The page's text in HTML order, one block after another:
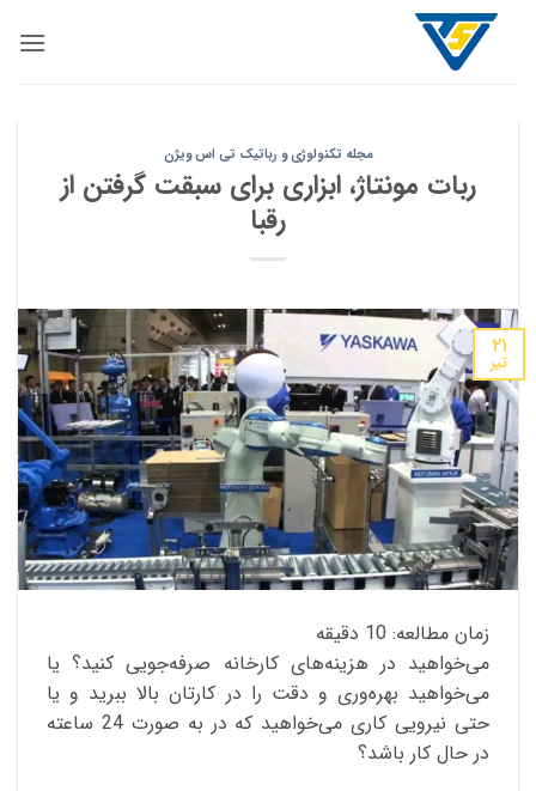
مجله تکنولوژی و رباتیک تی اس ویژن
ربات مونتاژ، ابزاری برای سبقت گرفتن از
رقبا
۲۱
تیر
زمان مطالعه: 10 دقیقه
می‌خواهید در هزینه‌های کارخانه صرفه‌جویی کنید؟ یا
می‌خواهید بهره‌وری و دقت را در کارتان بالا ببرید و یا
حتی نیرویی کاری می‌خواهید که در به صورت 24 ساعته
در حال کار باشد؟